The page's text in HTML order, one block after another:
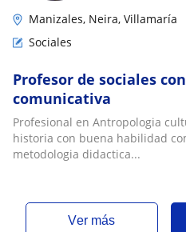
Manizales, Neira, Villamaría
Sociales
Profesor de sociales
comunicativa
Profesional en Antropologia
historia con buena habilidad
metodologia didactica...
ver más